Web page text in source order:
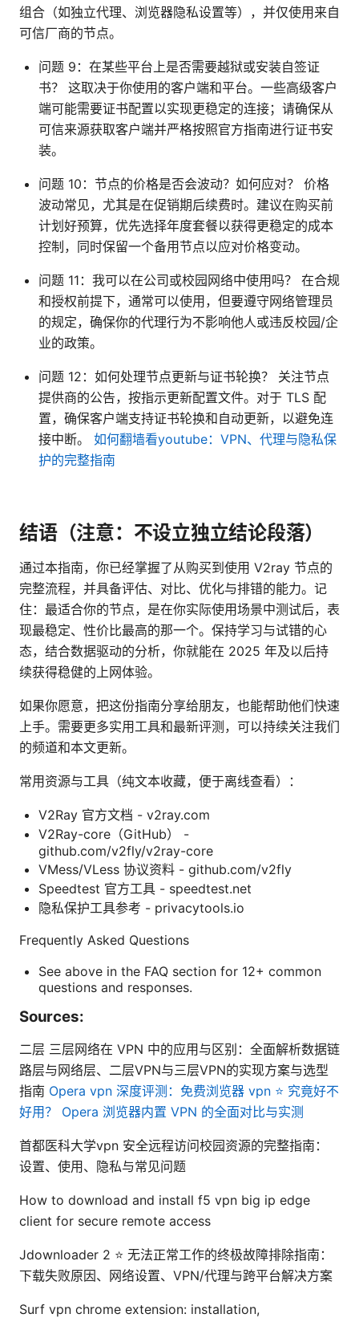
组合（如独立代理、浏览器隐私设置等），并仅使用来自
可信厂商的节点。
问题 9：在某些平台上是否需要越狱或安装自签证
书？ 这取决于你使用的客户端和平台。一些高级客户
端可能需要证书配置以实现更稳定的连接；请确保从
可信来源获取客户端并严格按照官方指南进行证书安
装。
问题 10：节点的价格是否会波动？如何应对？ 价格
波动常见，尤其是在促销期后续费时。建议在购买前
计划好预算，优先选择年度套餐以获得更稳定的成本
控制，同时保留一个备用节点以应对价格变动。
问题 11：我可以在公司或校园网络中使用吗？ 在合规
和授权前提下，通常可以使用，但要遵守网络管理员
的规定，确保你的代理行为不影响他人或违反校园/企
业的政策。
问题 12：如何处理节点更新与证书轮换？ 关注节点
提供商的公告，按指示更新配置文件。对于 TLS 配
置，确保客户端支持证书轮换和自动更新，以避免连
接中断。 如何翻墙看youtube：VPN、代理与隐私保
护的完整指南
结语（注意：不设立独立结论段落）
通过本指南，你已经掌握了从购买到使用 V2ray 节点的
完整流程，并具备评估、对比、优化与排错的能力。记
住：最适合你的节点，是在你实际使用场景中测试后，表
现最稳定、性价比最高的那一个。保持学习与试错的心
态，结合数据驱动的分析，你就能在 2025 年及以后持
续获得稳健的上网体验。
如果你愿意，把这份指南分享给朋友，也能帮助他们快速
上手。需要更多实用工具和最新评测，可以持续关注我们
的频道和本文更新。
常用资源与工具（纯文本收藏，便于离线查看）：
V2Ray 官方文档 - v2ray.com
V2Ray-core（GitHub） -
github.com/v2fly/v2ray-core
VMess/VLess 协议资料 - github.com/v2fly
Speedtest 官方工具 - speedtest.net
隐私保护工具参考 - privacytools.io
Frequently Asked Questions
See above in the FAQ section for 12+ common
questions and responses.
Sources:
二层 三层网络在 VPN 中的应用与区别：全面解析数据链
路层与网络层、二层VPN与三层VPN的实现方案与选型
指南 Opera vpn 深度评测：免费浏览器 vpn ⭐ 究竟好不
好用？ Opera 浏览器内置 VPN 的全面对比与实测
首都医科大学vpn 安全远程访问校园资源的完整指南：
设置、使用、隐私与常见问题
How to download and install f5 vpn big ip edge
client for secure remote access
Jdownloader 2 ⭐ 无法正常工作的终极故障排除指南：
下载失败原因、网络设置、VPN/代理与跨平台解决方案
Surf vpn chrome extension: installation,